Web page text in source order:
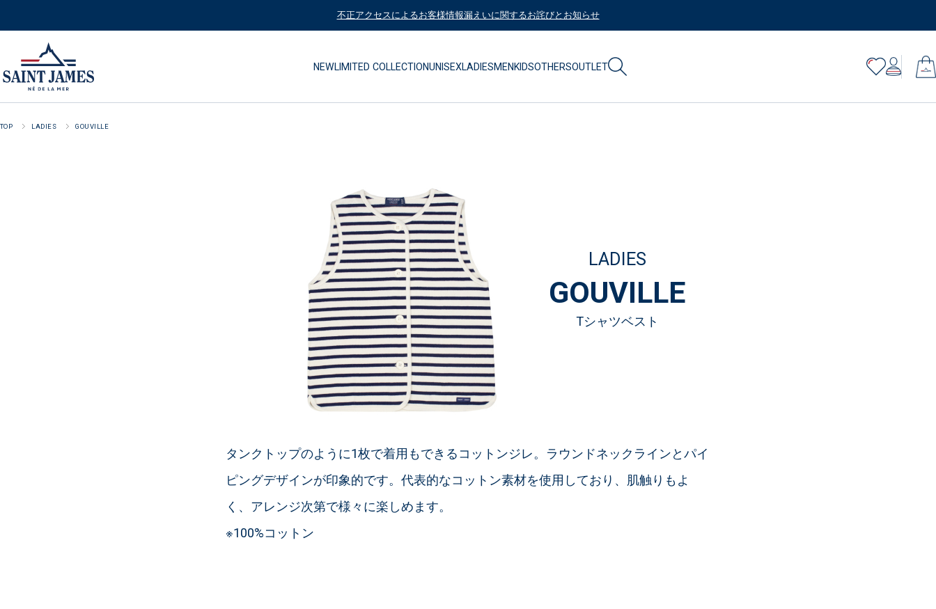
不正アクセスによるお客様情報漏えいに関するお詫びとお知らせ
NEWLIMITED COLLECTIONUNISEXLADIESMENKIDSOTHERSOUTLET
TOP LADIES GOUVILLE
LADIES
GOUVILLE
Tシャツベスト
タンクトップのように1枚で着用もできるコットンジレ。ラウンドネックラインとパイ
ピングデザインが印象的です。代表的なコットン素材を使用しており、肌触りもよ
く、アレンジ次第で様々に楽しめます。
※100%コットン